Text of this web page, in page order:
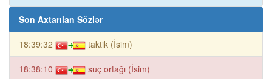
Son Axtarılan Sözlər
18:39:32 taktik (İsim)
18:38:10 suç ortağı (İsim)